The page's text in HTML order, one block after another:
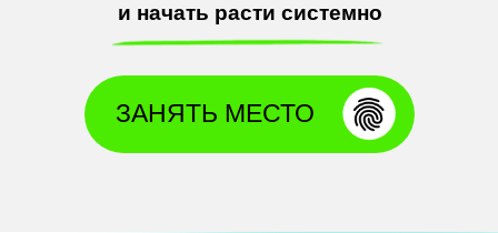
и начать расти системно
ЗАНЯТЬ МЕСТО